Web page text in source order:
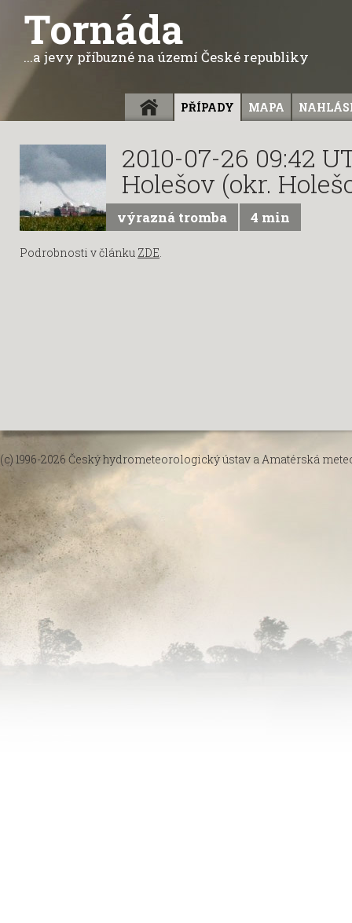
Tornáda
...a jevy příbuzné na území České republiky
ÚVOD PŘÍPADY MAPA
2010-07-26 09:42
Holešov (okr.
výrazná tromba 4 min
Podrobnosti v článku ZDE.
(c) 1996-2026 Český hydrometeorologický ústav aAmatérská